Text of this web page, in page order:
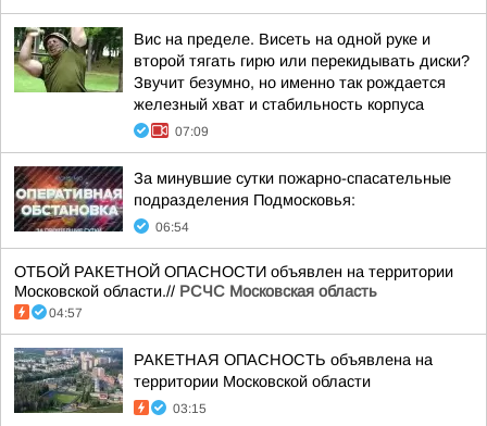
Вис на пределе. Висеть на одной руке и
второй тягать гирю или перекидывать диски?
Звучит безумно, но именно так рождается
железный хват и стабильность корпуса
07:09
За минувшие сутки пожарно-спасательные
подразделения Подмосковья:
06:54
ОТБОЙ РАКЕТНОЙ ОПАСНОСТИ объявлен на территории
Московской области.// РСЧС Московская область
04:57
РАКЕТНАЯ ОПАСНОСТЬ объявлена на
территории Московской области
03:15